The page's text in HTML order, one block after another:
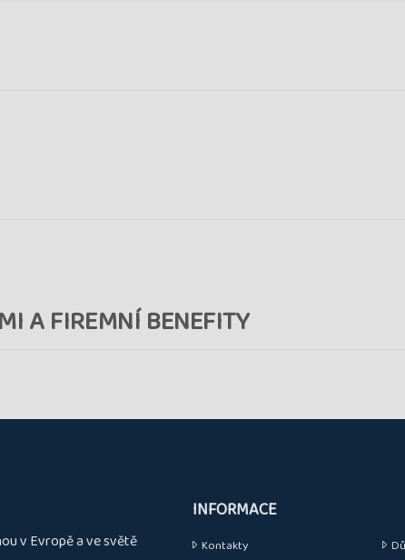
A FIREMNÍ BENEFITY
v Evropě a ve světě
INFORMACE
Kontakty